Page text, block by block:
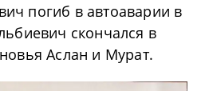
погиб в автоаварии в
скончался в
Аслан и Мурат.